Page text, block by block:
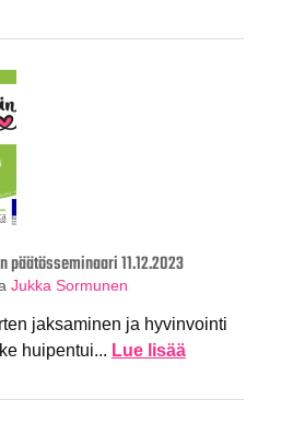
11.12.2023
Jukka Sormunen
jaksaminen ja hyvinvointi
huipentui... Lue lisää